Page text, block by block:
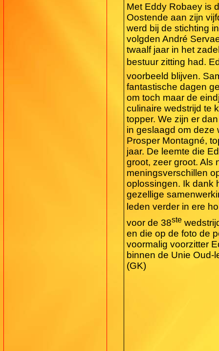
Met Eddy Robaey is
Oostende aan zijn
werd bij de stichting
volgden André
twaalf jaar in het
bestuur zitting had.
voorbeeld blijven.
fantastische dagen
om toch maar de
culinaire wedstrijd te
topper. We zijn er
in geslaagd om deze
Prosper Montagné,
jaar. De leemte die
groot, zeer groot. Als
meningsverschillen
oplossingen. Ik dank
gezellige
leden verder in ere
voor de 38ste
en die op de foto de
voormalig voorzitter
binnen de Unie Oud-
(GK)